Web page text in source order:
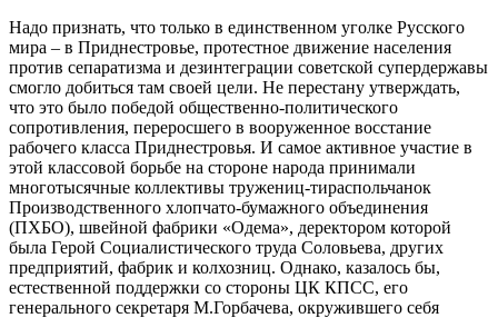
Надо признать, что только в единственном уголке Русского
мира – в Приднестровье, протестное движение населения
против сепаратизма и дезинтеграции советской супердержавы
смогло добиться там своей цели. Не перестану утверждать,
что это было победой общественно-политического
сопротивления, переросшего в вооруженное восстание
рабочего класса Приднестровья. И самое активное участие в
этой классовой борьбе на стороне народа принимали
многотысячные коллективы тружениц-тираспольчанок
Производственного хлопчато-бумажного объединения
(ПХБО), швейной фабрики «Одема», деректором которой
была Герой Социалистического труда Соловьева, других
предприятий, фабрик и колхозниц. Однако, казалось бы,
естественной поддержки со стороны ЦК КПСС, его
генерального секретаря М.Горбачева, окружившего себя